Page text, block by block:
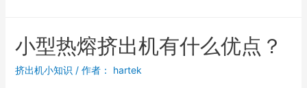
小型热熔挤出机有什么优点？
挤出机小知识 / 作者： hartek